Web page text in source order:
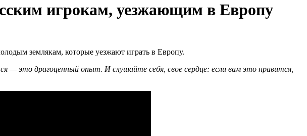
игрокам, уезжающим в Европу
землякам, которые уезжают играть в Европу.
это драгоценный опыт. И слушайте себя, свое сердце: если вам это нравится,